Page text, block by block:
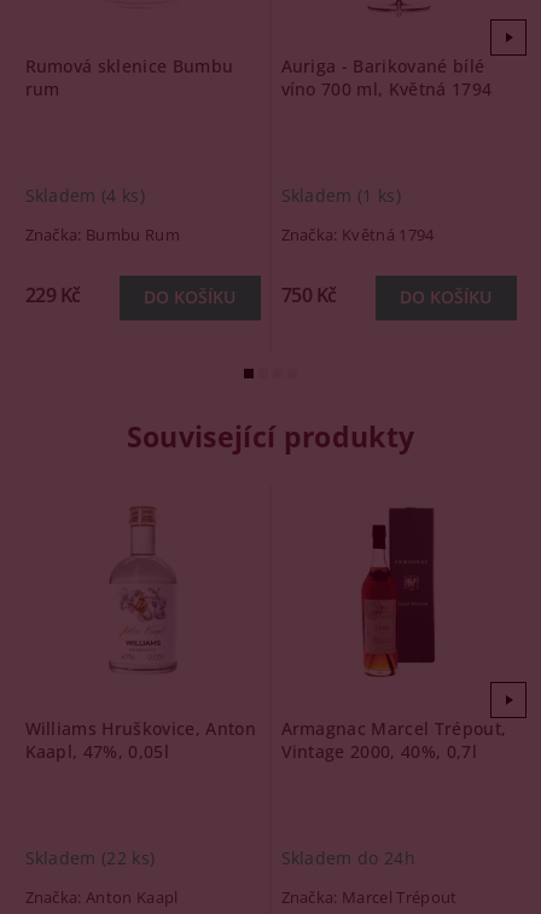
Rumová sklenice Bumbu
rum
Skladem (4 ks)
Značka: Bumbu Rum
229 Kč
Auriga - Barikované bílé
víno 700 ml, Květná 1794
Skladem (1 ks)
Značka: Květná 1794
750 Kč
Související produkty
Williams Hruškovice, Anton
Kaapl, 47%, 0,05l
Skladem (22 ks)
Značka: Anton Kaapl
Armagnac Marcel Trépout,
Vintage 2000, 40%, 0,7l
Skladem do 24h
Značka: Marcel Trépout